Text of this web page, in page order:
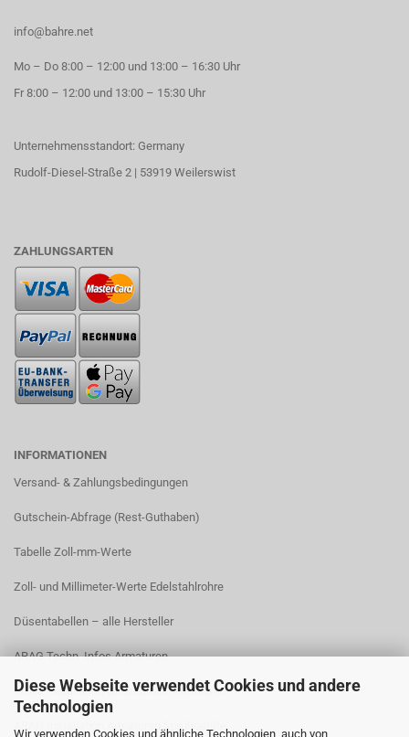
Diese Webseite verwendet Cookies und andere
Technologien
Wir verwenden Cookies und ähnliche Technologien, auch von
info@bahre.net
Mo – Do 8:00 – 12:00 und 13:00 – 16:30 Uhr
Fr 8:00 – 12:00 und 13:00 – 15:30 Uhr
Unternehmensstandort: Germany
Rudolf-Diesel-Straße 2 | 53919 Weilerswist
ZAHLUNGSARTEN
INFORMATIONEN
Versand- & Zahlungsbedingungen​
Gutschein-Abfrage (Rest-Guthaben)
Tabelle Zoll-mm-Werte
Zoll- und Millimeter-Werte Edelstahlrohre
Düsentabellen – alle Hersteller
ARAG Techn. Infos Armaturen
ARAG Installation Gleichdruck-Armaturen
ARAG Installation Armaturen Sprühgeräte